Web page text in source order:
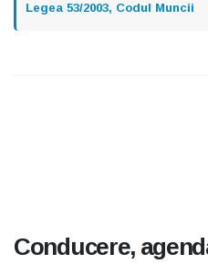
Legea 53/2003, Codul Muncii
Conducere,